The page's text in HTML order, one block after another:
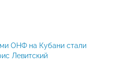
ОНФ на Кубани стали
Левитский